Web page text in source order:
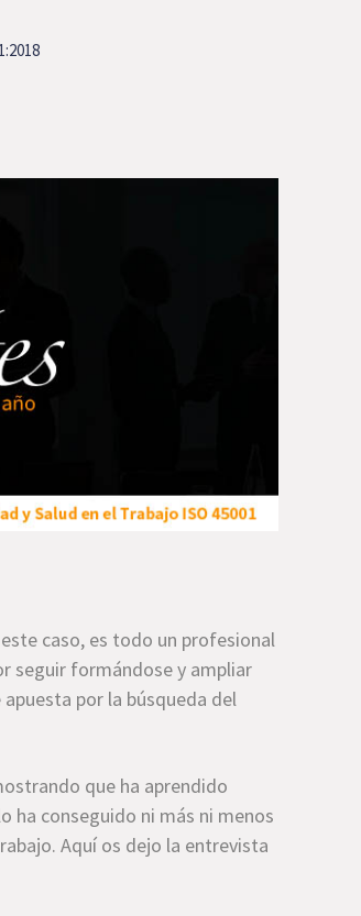
caso, es todo un profesional
seguir formándose y ampliar
por la búsqueda del
que ha aprendido
ha conseguido ni más ni menos
Aquí os dejo la entrevista